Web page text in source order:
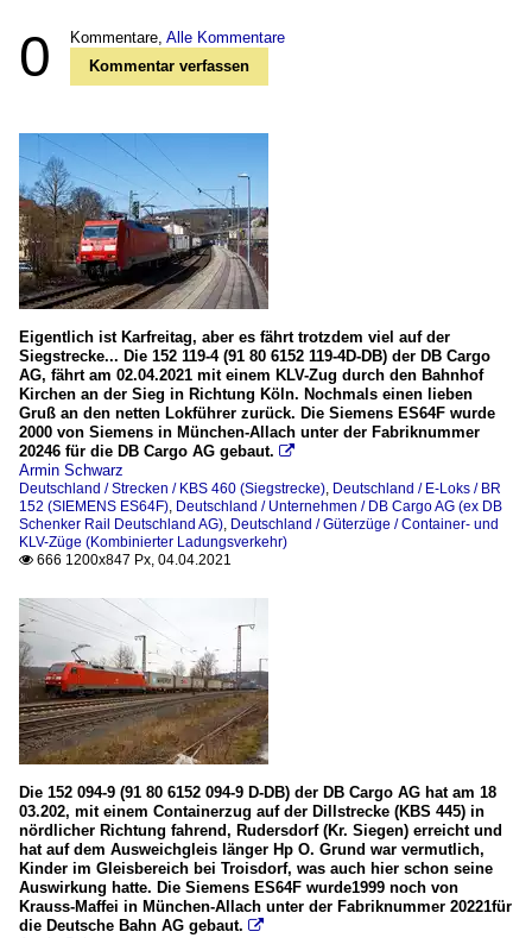
0 Kommentare, Alle Kommentare
Kommentar verfassen
Eigentlich ist Karfreitag, aber es fährt trotzdem viel auf der
Siegstrecke... Die 152 119-4 (91 80 6152 119-4D-DB) der DB Cargo
AG, fährt am 02.04.2021 mit einem KLV-Zug durch den Bahnhof
Kirchen an der Sieg in Richtung Köln. Nochmals einen lieben
Gruß an den netten Lokführer zurück. Die Siemens ES64F wurde
2000 von Siemens in München-Allach unter der Fabriknummer
20246 für die DB Cargo AG gebaut. 
Armin Schwarz
Deutschland / Strecken / KBS 460 (Siegstrecke) Deutschland / E-Loks / BR
152 (SIEMENS ES64F) Deutschland / Unternehmen / DB Cargo AG (ex DB
Schenker Rail Deutschland AG) Deutschland / Güterzüge / Container- und
KLV-Züge (Kombinierter Ladungsverkehr)
 666 1200x847 Px, 04.04.2021
Die 152 094-9 (91 80 6152 094-9 D-DB) der DB Cargo AG hat am 18
03.202, mit einem Containerzug auf der Dillstrecke (KBS 445) in
nördlicher Richtung fahrend, Rudersdorf (Kr. Siegen) erreicht und
hat auf dem Ausweichgleis länger Hp O. Grund war vermutlich,
Kinder im Gleisbereich bei Troisdorf, was auch hier schon seine
Auswirkung hatte. Die Siemens ES64F wurde1999 noch von
Krauss-Maffei in München-Allach unter der Fabriknummer 20221für
die Deutsche Bahn AG gebaut. 